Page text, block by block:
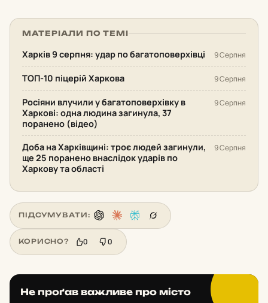
МАТЕРІАЛИ ПО ТЕМІ
Харків 9 серпня: удар по багатоповерхівці 9 Серпня
ТОП-10 піцерій Харкова 9 Серпня
Росіяни влучили у багатоповерхівку в
Харкові: одна людина загинула, 37
поранено (відео)
9 Серпня
Доба на Харківщині: троє людей загинули,
ще 25 поранено внаслідок ударів по
Харкову та області
9 Серпня
ПІДСУМУВАТИ:
КОРИСНО? 0 0
Не проґав важливе про місто